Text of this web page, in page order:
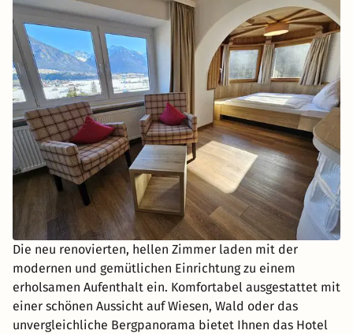
Die neu renovierten, hellen Zimmer laden mit der
modernen und gemütlichen Einrichtung zu einem
erholsamen Aufenthalt ein. Komfortabel ausgestattet mit
einer schönen Aussicht auf Wiesen, Wald oder das
unvergleichliche Bergpanorama bietet Ihnen das Hotel